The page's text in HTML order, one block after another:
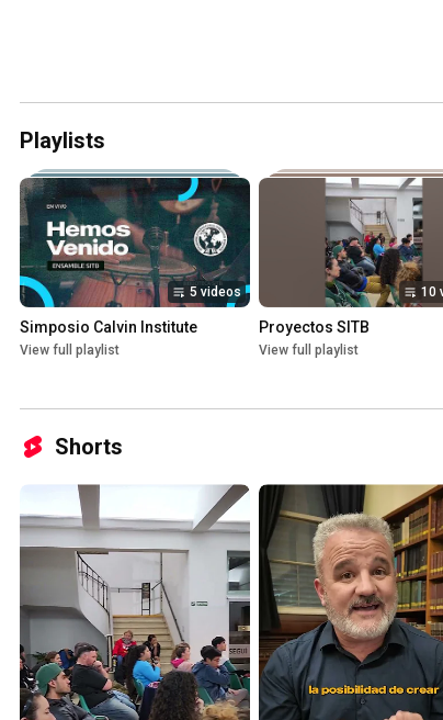
Playlists
5 videos
Simposio Calvin Institute
View full playlist
10
Proyectos SITB
View full playlist
Shorts